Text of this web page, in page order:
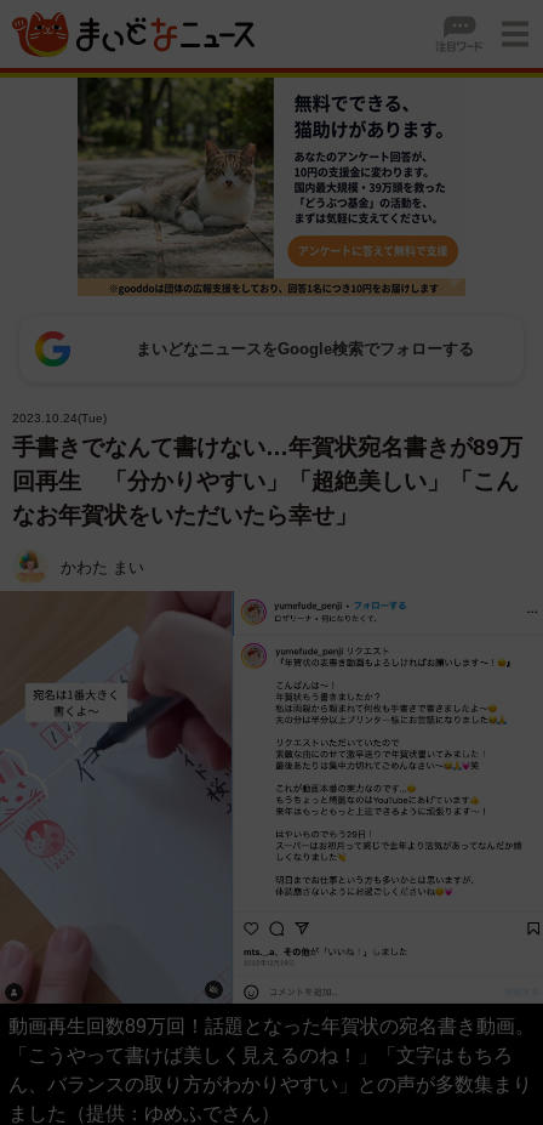
まいどなニュースをGoogle検索でフォローする
2023.10.24(Tue)
手書きでなんて書けない…年賀状宛名書きが89万
回再生 「分かりやすい」「超絶美しい」「こん
なお年賀状をいただいたら幸せ」
かわた まい
動画再生回数89万回！話題となった年賀状の宛名書き動画。
「こうやって書けば美しく見えるのね！」「文字はもちろ
ん、バランスの取り方がわかりやすい」との声が多数集まり
ました（提供：ゆめふでさん）